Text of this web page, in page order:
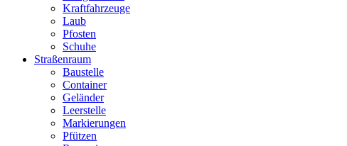
Kraftfahrzeuge
Laub
Pfosten
Schuhe
Straßenraum
Baustelle
Container
Geländer
Leerstelle
Markierungen
Pfützen